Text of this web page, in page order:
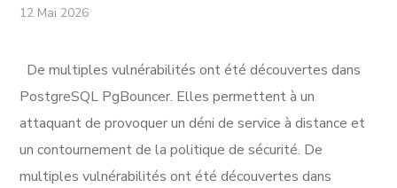
12 Mai 2026
De multiples vulnérabilités ont été découvertes dans
PostgreSQL PgBouncer. Elles permettent à un
attaquant de provoquer un déni de service à distance et
un contournement de la politique de sécurité. De
multiples vulnérabilités ont été découvertes dans